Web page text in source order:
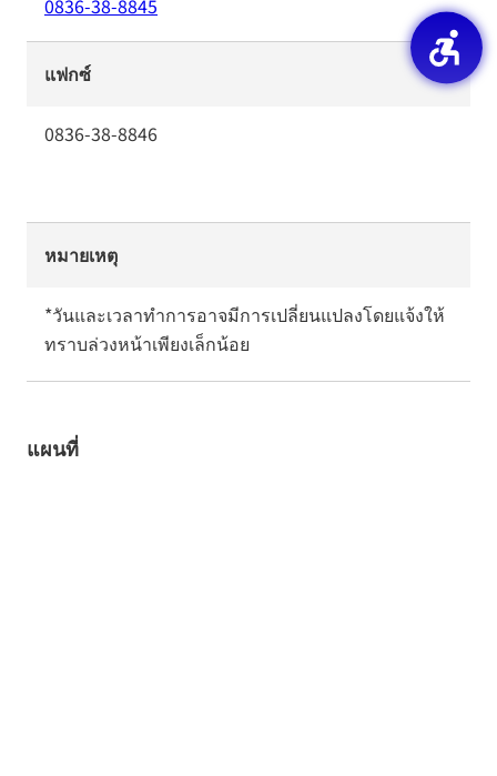
0836-38-8845
แฟกซ์
0836-38-8846
หมายเหตุ
*วันและเวลาทำการอาจมีการเปลี่ยนแปลงโดยแจ้งให้
ทราบล่วงหน้าเพียงเล็กน้อย
แผนที่